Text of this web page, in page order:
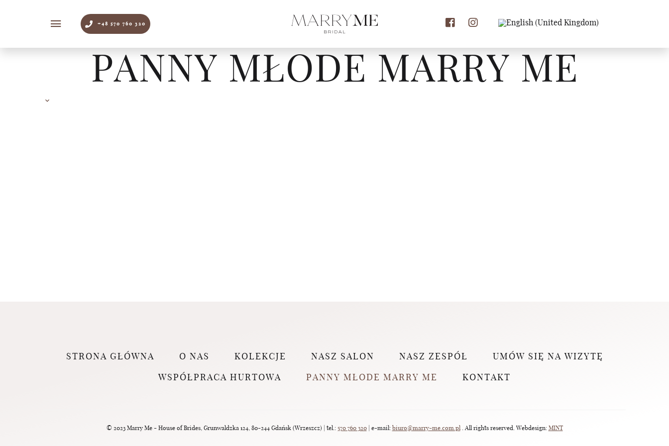
+48 570 760 320
PANNY MŁODE MARRY ME
STRONA GŁÓWNA O NAS KOLEKCJE NASZ SALON NASZ ZESPÓŁ UMÓW SIĘ NA WIZYTĘ
WSPÓŁPRACA HURTOWA PANNY MŁODE MARRY ME KONTAKT
© 2023 Marry Me - House of Brides, Grunwaldzka 124, 80-244 Gdańsk (Wrzeszcz) | tel.: 570 760 320| e-mail: biuro@marry-me.com.pl . All rights reserved. Webdesign: MINT